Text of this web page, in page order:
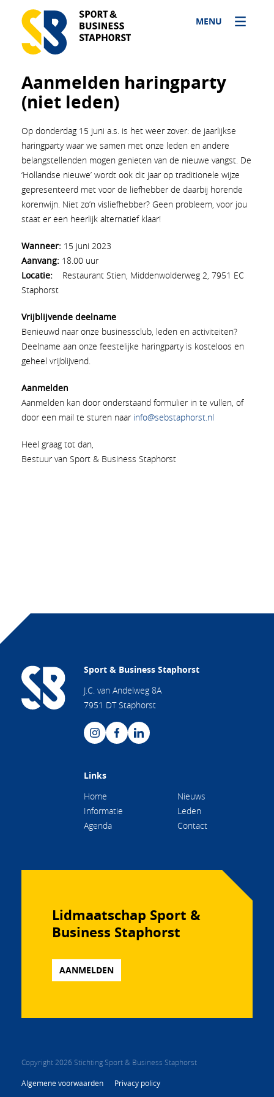
MENU
Aanmelden haringparty
(niet leden)
Op donderdag 15 juni a.s. is het weer zover: de jaarlijkse
haringparty waar we samen met onze leden en andere
belangstellenden mogen genieten van de nieuwe vangst. De
‘Hollandse nieuwe’ wordt ook dit jaar op traditionele wijze
gepresenteerd met voor de liefhebber de daarbij horende
korenwijn. Niet zo’n visliefhebber? Geen probleem, voor jou
staat er een heerlijk alternatief klaar!
Wanneer: 15 juni 2023
Aanvang: 18.00 uur
Locatie: Restaurant Stien, Middenwolderweg 2, 7951 EC
Staphorst
Vrijblijvende deelname
Benieuwd naar onze businessclub, leden en activiteiten?
Deelname aan onze feestelijke haringparty is kosteloos en
geheel vrijblijvend.
Aanmelden
Aanmelden kan door onderstaand formulier in te vullen, of
door een mail te sturen naar info@sebstaphorst.nl
Heel graag tot dan,
Bestuur van Sport & Business Staphorst
Sport & Business Staphorst
J.C. van Andelweg 8A
7951 DT Staphorst
Links
Home
Informatie
Agenda
Nieuws
Leden
Contact
Lidmaatschap Sport &
Business Staphorst
AANMELDEN
Copyright 2026 Stichting Sport & Business Staphorst
Algemene voorwaarden Privacy policy